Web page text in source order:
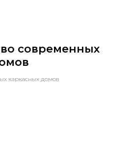
современных
каркасных домов